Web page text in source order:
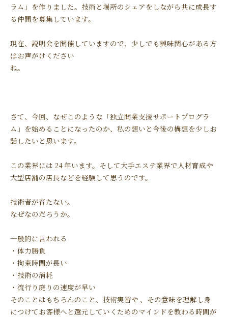
ラム」を作りました。技術と場所のシェアをしながら共に成長す
る仲間を募集しています。
現在、説明会を開催していますので、少しでも興味関心がある方
はお声がけください
ね。
さて、今回、なぜこのような「独立開業支援サポートプログラ
ム」を始めることになったのか、私の想いと今後の構想を少しお
話したいと思います。
この業界には 24 年います。そして大手エステ業界で人材育成や
大型店舗の店長などを経験して思うのです。
技術者が育たない。
なぜなのだろうか。
一般的に言われる
・体力勝負
・拘束時間が長い
・技術の消耗
・流行り廃りの速度が早い
そのことはもちろんのこと、技術実習や 、その意味を理解し身
につけてお客様へと還元していくためのマインドを教わる時間が